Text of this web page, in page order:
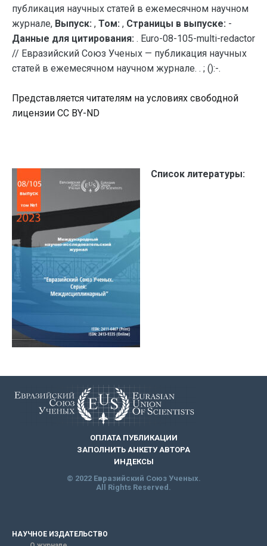
публикация научных статей в ежемесячном научном
журнале, Выпуск: , Том: , Страницы в выпуске: -
Данные для цитирования: . Euro-08-105-multi-redactor
// Евразийский Союз Ученых — публикация научных
статей в ежемесячном научном журнале. . ; ():-.
Представляется читателям на условиях свободной
лицензии CC BY-ND
Список литературы:
ОПЛАТА ПУБЛИКАЦИИ
ЗАПОЛНИТЬ АНКЕТУ АВТОРА
ИНДЕКСЫ
© 2022 Евразийский Союз Ученых.
All Rights Reserved.
НАУЧНОЕ ИЗДАТЕЛЬСТВО